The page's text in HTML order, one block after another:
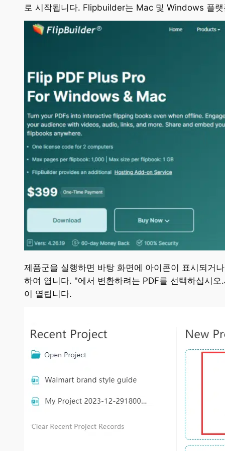
로 시작됩니다. Flipbuilder는 Mac 및 Windows 플
제품군을 실행하면 바탕 화면에 아이콘이 표시되거
하여 엽니다. "에서 변환하려는 PDF를 선택하십시오.
이 열립니다.